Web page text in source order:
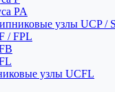
PA
узлы UCP /
/ FPL
узлы UCFL